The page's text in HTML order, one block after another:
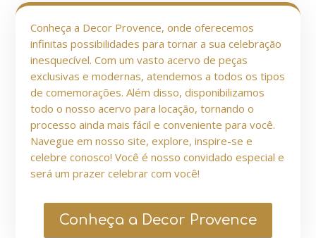
Conheça a Decor Provence, onde oferecemos
infinitas possibilidades para tornar a sua celebração
inesquecível. Com um vasto acervo de peças
exclusivas e modernas, atendemos a todos os tipos
de comemorações. Além disso, disponibilizamos
todo o nosso acervo para locação, tornando o
processo ainda mais fácil e conveniente para você.
Navegue em nosso site, explore, inspire-se e
celebre conosco! Você é nosso convidado especial e
será um prazer celebrar com você!
Conheça a Decor Provence